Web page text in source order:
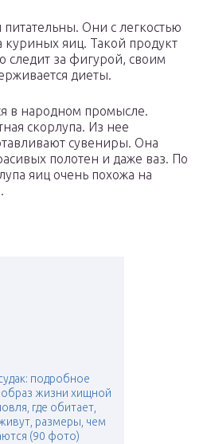
Они с легкостью
куриных яиц. Такой продукт
следит за фигурой, своим
диеты.
в народном промысле.
скорлупа. Из нее
сувениры. Она
полотен и даже ваз. По
яиц очень похожа на
подробное
образ жизни хищной
где обитает,
размеры, чем
(90 фото)